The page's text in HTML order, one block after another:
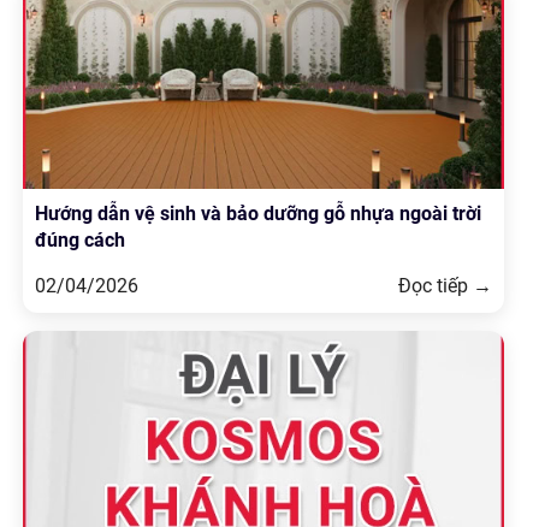
Hướng dẫn vệ sinh và bảo dưỡng gỗ nhựa ngoài trời
đúng cách
02/04/2026
Đọc tiếp →